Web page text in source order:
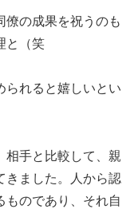
僚の成果を祝うのも
と（笑
られると嬉しいとい
相手と比較して、親
きました。人から認
ものであり、それ自